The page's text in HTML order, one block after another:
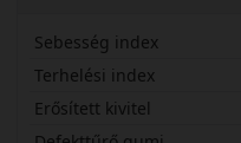
Sebesség index
Terhelési index
Erősített kivitel